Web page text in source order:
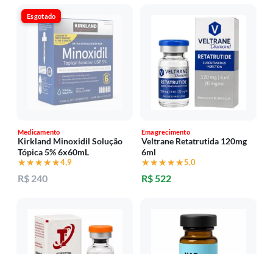
Esgotado
Medicamento
Kirkland Minoxidil Solução
Tópica 5% 6x60mL
★★★★★
★★★★★4,9
R$ 240
Emagrecimento
Veltrane Retatrutida 120mg
6ml
★★★★★
★★★★★5,0
R$ 522